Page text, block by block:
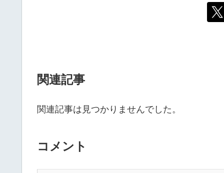
関連記事
関連記事は見つかりませんでした。
コメント